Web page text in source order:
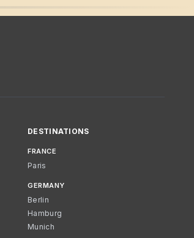
DESTINATIONS
FRANCE
Paris
GERMANY
Berlin
Hamburg
Munich